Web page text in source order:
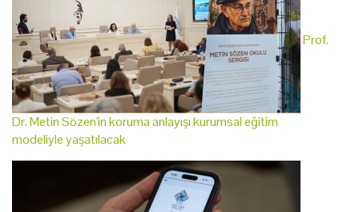
Prof.
Dr. Metin Sözen'in koruma anlayışı kurumsal eğitim
modeliyle yaşatılacak